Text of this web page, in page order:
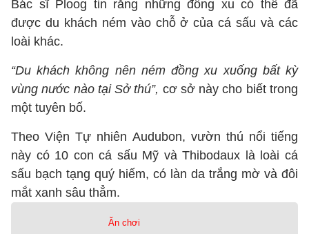
Bác sĩ Ploog tin rằng những đồng xu có thể đã
được du khách ném vào chỗ ở của cá sấu và các
loài khác.
“Du khách không nên ném đồng xu xuống bất kỳ
vùng nước nào tại Sở thú”, cơ sở này cho biết trong
một tuyên bố.
Theo Viện Tự nhiên Audubon, vườn thú nổi tiếng
này có 10 con cá sấu Mỹ và Thibodaux là loài cá
sấu bạch tạng quý hiếm, có làn da trắng mờ và đôi
mắt xanh sâu thẳm.
Ăn chơi